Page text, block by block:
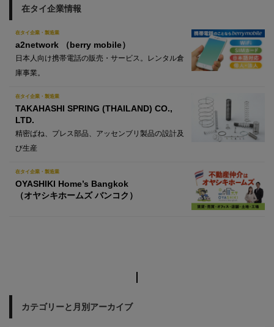
在タイ企業情報
在タイ企業・製造業
a2network （berry mobile）
日本人向け携帯電話の販売・サービス。レンタル倉
庫事業。
在タイ企業・製造業
TAKAHASHI SPRING (THAILAND) CO.,
LTD.
精密ばね、プレス部品、アッセンブリ製品の設計及
び生産
在タイ企業・製造業
OYASHIKI Home’s Bangkok
（オヤシキホームズ バンコク）
カテゴリーと月別アーカイブ